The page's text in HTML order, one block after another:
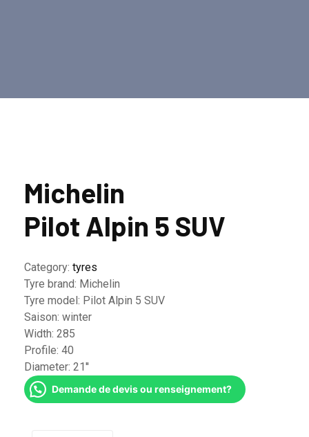
Michelin
Pilot Alpin 5 SUV
Category: tyres
Tyre brand: Michelin
Tyre model: Pilot Alpin 5 SUV
Saison: winter
Width: 285
Profile: 40
Diameter: 21''
Demande de devis ou renseignement?